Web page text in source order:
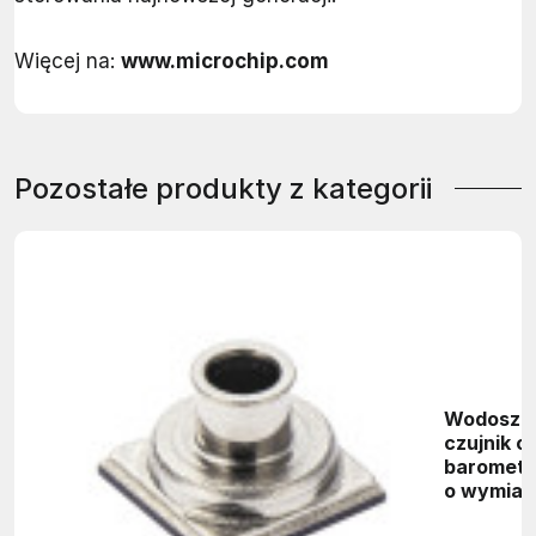
Więcej na: www.microchip.com
Pozostałe produkty z kategorii
czujnik
o